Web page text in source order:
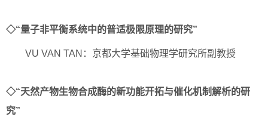
◇“量子非平衡系统中的普适极限原理的研究”
VU VAN TAN：京都大学基础物理学研究所副教授
◇“天然产物生物合成酶的新功能开拓与催化机制解析的研
究”